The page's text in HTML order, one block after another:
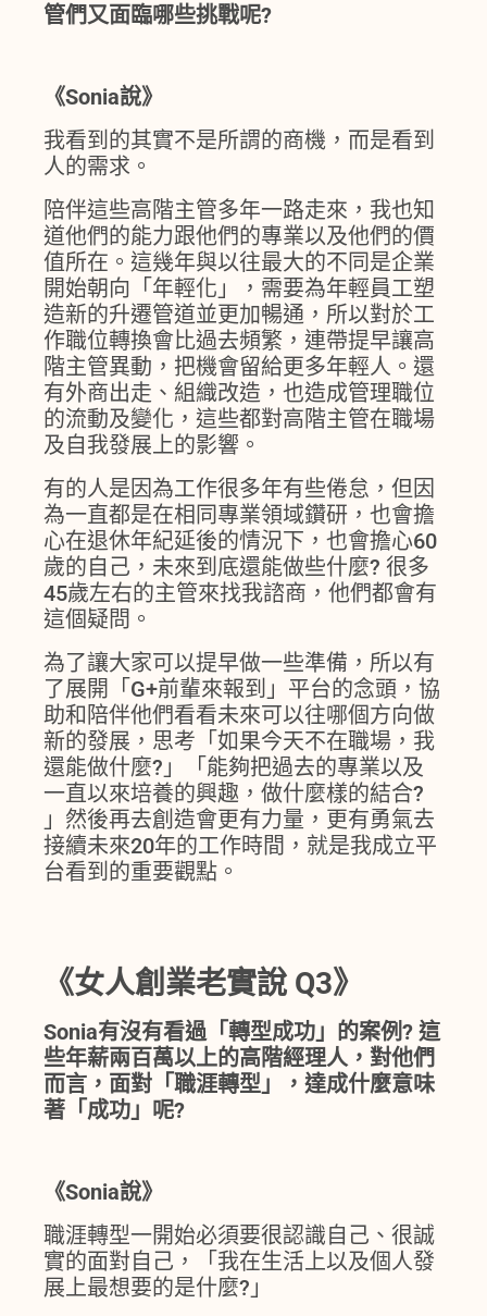
管們又面臨哪些挑戰呢?
《Sonia說》
我看到的其實不是所謂的商機，而是看到
人的需求。
陪伴這些高階主管多年一路走來，我也知
道他們的能力跟他們的專業以及他們的價
值所在。這幾年與以往最大的不同是企業
開始朝向「年輕化」，需要為年輕員工塑
造新的升遷管道並更加暢通，所以對於工
作職位轉換會比過去頻繁，連帶提早讓高
階主管異動，把機會留給更多年輕人。還
有外商出走、組織改造，也造成管理職位
的流動及變化，這些都對高階主管在職場
及自我發展上的影響。
有的人是因為工作很多年有些倦怠，但因
為一直都是在相同專業領域鑽研，也會擔
心在退休年紀延後的情況下，也會擔心60
歲的自己，未來到底還能做些什麼? 很多
45歲左右的主管來找我諮商，他們都會有
這個疑問。
為了讓大家可以提早做一些準備，所以有
了展開「G+前輩來報到」平台的念頭，協
助和陪伴他們看看未來可以往哪個方向做
新的發展，思考「如果今天不在職場，我
還能做什麼?」「能夠把過去的專業以及
一直以來培養的興趣，做什麼樣的結合?
」然後再去創造會更有力量，更有勇氣去
接續未來20年的工作時間，就是我成立平
台看到的重要觀點。
《女人創業老實說 Q3》
Sonia有沒有看過「轉型成功」的案例? 這
些年薪兩百萬以上的高階經理人，對他們
而言，面對「職涯轉型」，達成什麼意味
著「成功」呢?
《Sonia說》
職涯轉型一開始必須要很認識自己、很誠
實的面對自己，「我在生活上以及個人發
展上最想要的是什麼?」